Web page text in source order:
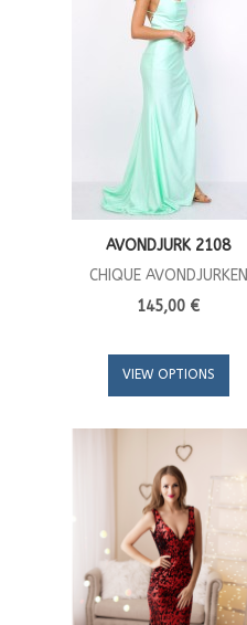
AVONDJURK 2108
CHIQUE AVONDJURKEN
145,00 €
VIEW OPTIONS